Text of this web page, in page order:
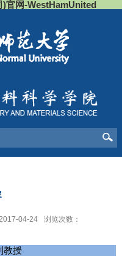
官网-WestHamUnited
04-24 浏览次数：
教授